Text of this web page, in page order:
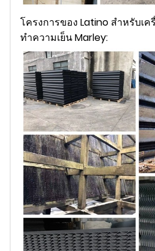
โครงการของ Latino สำหรับเ
ทำความเย็น Marley: